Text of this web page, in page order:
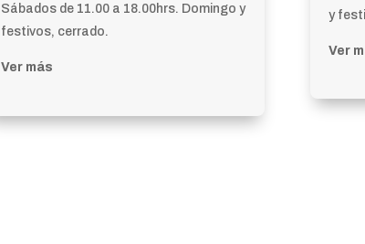
Sábados de 11.00 a 18.00hrs. Domingo y
festivos, cerrado.
Ver más
y
Ver